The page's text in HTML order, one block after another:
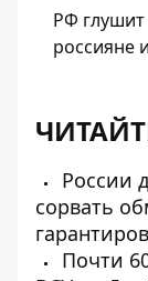
РФ глушит
россияне
России
сорвать
Почти